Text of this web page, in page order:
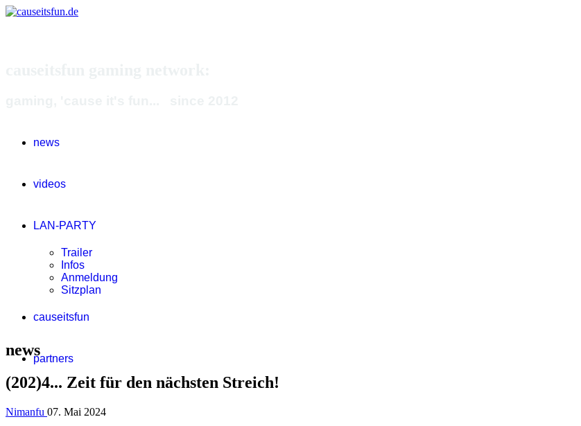
news
videos
LAN-PARTY
Trailer
Infos
Anmeldung
Sitzplan
causeitsfun
partners
news
(202)4... Zeit für den nächsten Streich!
Nimanfu 07. Mai 2024